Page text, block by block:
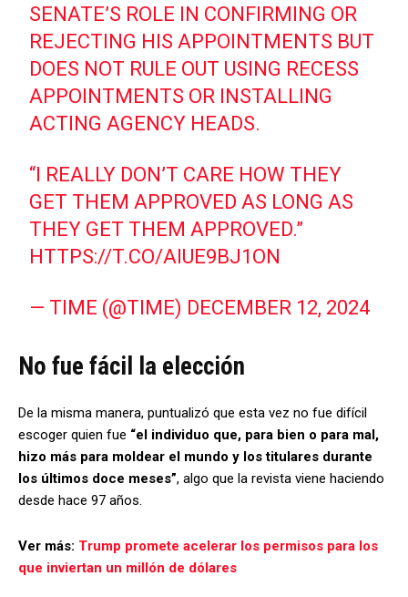
SENATE’S ROLE IN CONFIRMING OR
REJECTING HIS APPOINTMENTS BUT
DOES NOT RULE OUT USING RECESS
APPOINTMENTS OR INSTALLING
ACTING AGENCY HEADS.
“I REALLY DON’T CARE HOW THEY
GET THEM APPROVED AS LONG AS
THEY GET THEM APPROVED.”
HTTPS://T.CO/AIUE9BJ1ON
— TIME (@TIME) DECEMBER 12, 2024
No fue fácil la elección
De la misma manera, puntualizó que esta vez no fue difícil
escoger quien fue “el individuo que, para bien o para mal,
hizo más para moldear el mundo y los titulares durante
los últimos doce meses”, algo que la revista viene haciendo
desde hace 97 años.
Ver más: Trump promete acelerar los permisos para los
que inviertan un millón de dólares